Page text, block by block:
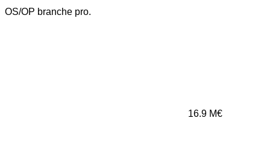
OS/OP branche pro.
16.9 M€